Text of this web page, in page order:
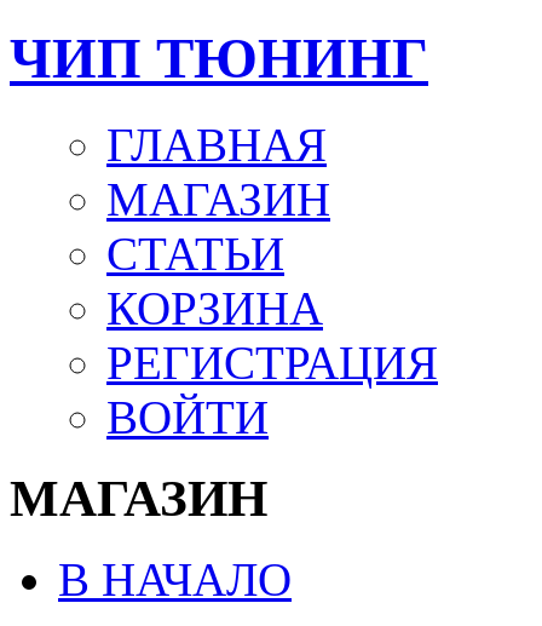
ЧИП ТЮНИНГ
ГЛАВНАЯ
МАГАЗИН
СТАТЬИ
КОРЗИНА
РЕГИСТРАЦИЯ
ВОЙТИ
МАГАЗИН
В НАЧАЛО